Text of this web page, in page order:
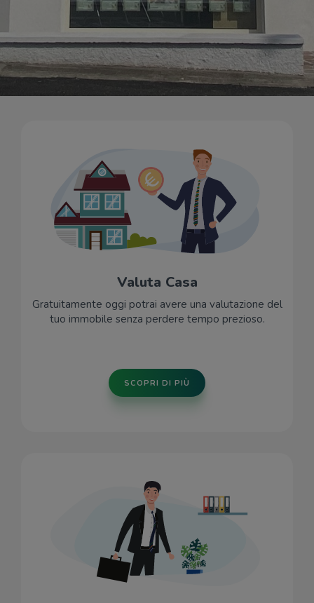
Valuta Casa
Gratuitamente oggi potrai avere una valutazione del
tuo immobile senza perdere tempo prezioso.
SCOPRI DI PIÙ